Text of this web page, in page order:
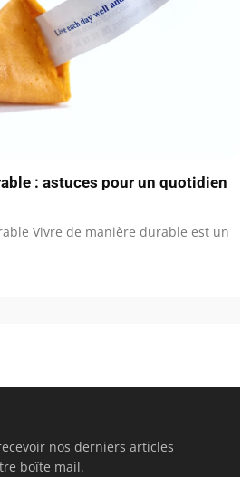
: astuces pour un quotidien
Vivre de manière durable est un
nos derniers articles
boîte mail.